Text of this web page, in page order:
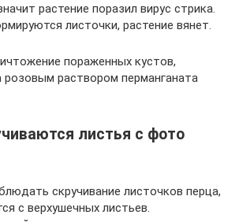
растение поразил вирус стрика.
листочки, растение вянет.
пораженных кустов,
розовым раствором перманганата
листья с фото
скручивание листочков перца,
с верхушечных листьев.